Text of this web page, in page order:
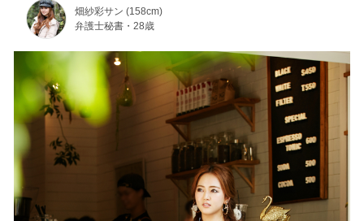
畑紗彩サン (158cm)
弁護士秘書・28歳